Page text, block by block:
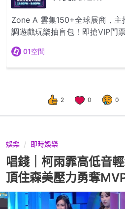
2 0 0
娛樂 即時娛樂
唱錢｜柯雨霏高低音
頂住森美壓力勇奪